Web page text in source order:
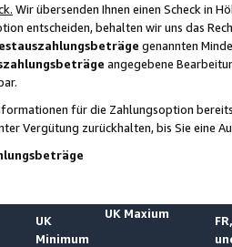
Wir übersenden Ihnen einen Scheck in
entscheiden, behalten wir uns das
genannten
angegebene
für die Zahlungsoption
Vergütung zurückhalten, bis Sie
UK
Minimum
UK Maxium